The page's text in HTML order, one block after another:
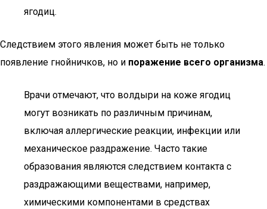
ягодиц.
Следствием этого явления может быть не только
появление гнойничков, но и поражение всего организма.
Врачи отмечают, что волдыри на коже ягодиц
могут возникать по различным причинам,
включая аллергические реакции, инфекции или
механическое раздражение. Часто такие
образования являются следствием контакта с
раздражающими веществами, например,
химическими компонентами в средствах